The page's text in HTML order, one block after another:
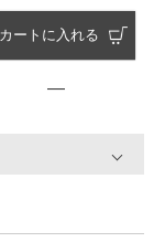
カートに入れる
—